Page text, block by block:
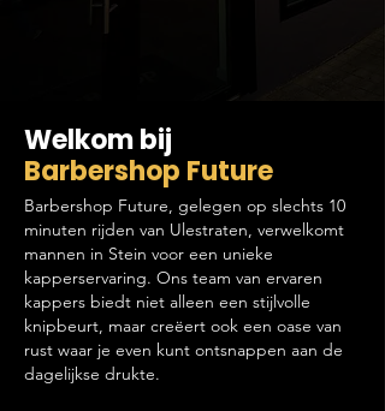
Welkom bij
Barbershop Future
Barbershop Future, gelegen op slechts 10
minuten rijden van Ulestraten, verwelkomt
mannen in Stein voor een unieke
kapperservaring. Ons team van ervaren
kappers biedt niet alleen een stijlvolle
knipbeurt, maar creëert ook een oase van
rust waar je even kunt ontsnappen aan de
dagelijkse drukte.